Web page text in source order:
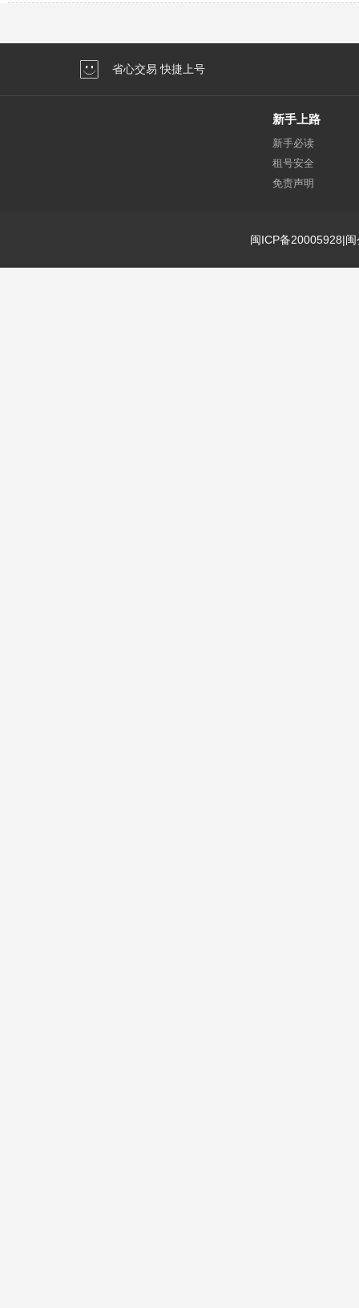
省心交易 快捷上号
新手上路
新手必读
租号安全
免责声明
闽ICP备20005928|